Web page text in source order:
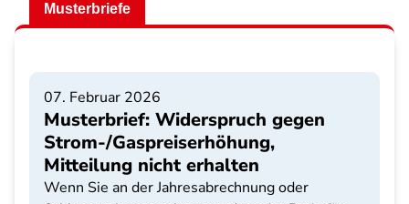
Musterbriefe
07. Februar 2026
Musterbrief: Widerspruch gegen
Strom-/Gaspreiserhöhung,
Mitteilung nicht erhalten
Wenn Sie an der Jahresabrechnung oder